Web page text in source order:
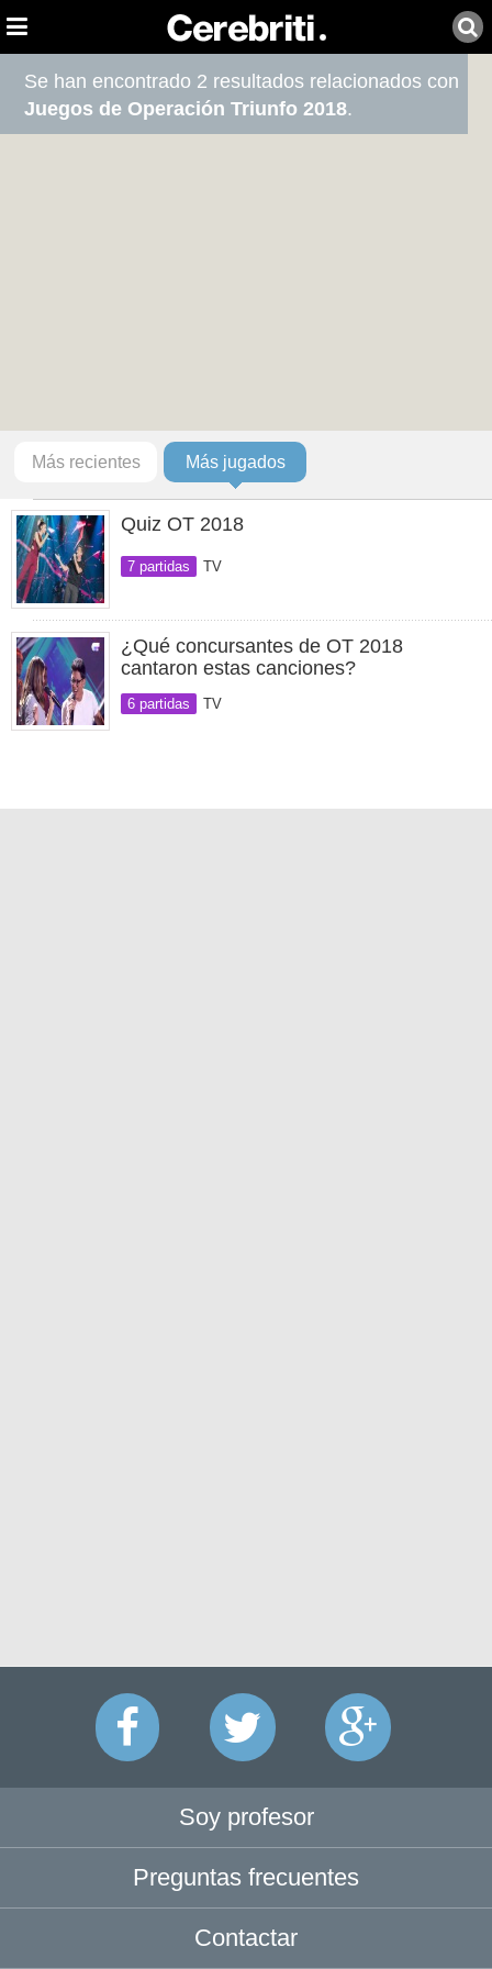
Se han encontrado 2 resultados relacionados con
Juegos de Operación Triunfo 2018.
Más recientes Más jugados
Quiz OT 2018
7 partidas TV
¿Qué concursantes de OT 2018
cantaron estas canciones?
6 partidas TV
Soy profesor
Preguntas frecuentes
Contactar